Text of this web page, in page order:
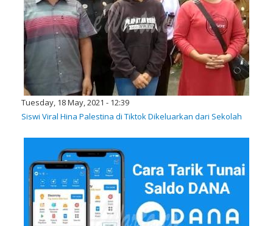
Tuesday, 18 May, 2021 - 12:39
Siswi Viral Hina Palestina di Tiktok Dikeluarkan dari Sekolah